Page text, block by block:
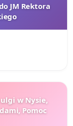
JM Rektora
w Nysie,
Pomoc